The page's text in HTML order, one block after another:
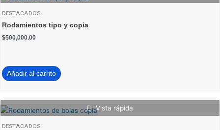
DESTACADOS
Rodamientos tipo y copia
$500,000.00
Añadir al carrito
Vista rápida
DESTACADOS